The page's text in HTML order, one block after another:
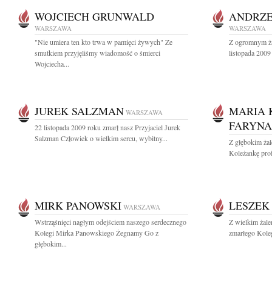
WOJCIECH GRUNWALD
WARSZAWA
"Nie umiera ten kto trwa w pamięci żywych" Ze
smutkiem przyjęliśmy wiadomość o śmierci
Wojciecha...
WARSZAWA
Z ogromnym
listopada
JUREK SALZMAN WARSZAWA
22 listopada 2009 roku zmarł nasz Przyjaciel Jurek
Salzman Człowiek o wielkim sercu, wybitny...
MARIA
FARYNA
Z głębokim
Koleżankę
MIRK PANOWSKI WARSZAWA
Wstrząśnięci nagłym odejściem naszego serdecznego
Kolegi Mirka Panowskiego Żegnamy Go z
głębokim...
Z wielkim
zmarłego